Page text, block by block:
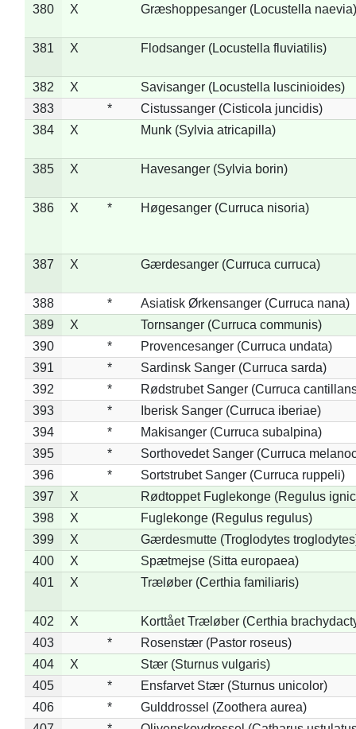
380
X Græshoppesanger (Locustella naevia)
381 X Flodsanger (Locustella fluviatilis)
382 X
Savisanger (Locustella luscinioides)
383
*
Cistussanger (Cisticola juncidis)
384
X Munk (Sylvia atricapilla)
385 X Havesanger (Sylvia borin)
386 X * Høgesanger (Curruca nisoria)
387 X Gærdesanger (Curruca curruca)
388 *
Asiatisk Ørkensanger (Curruca nana)
389
X
Tornsanger (Curruca communis)
390
*
Provencesanger (Curruca undata)
391
*
Sardinsk Sanger (Curruca sarda)
392
*
Rødstrubet Sanger (Curruca
393
*
Iberisk Sanger (Curruca iberiae)
394
*
Makisanger (Curruca subalpina)
395
*
Sorthovedet Sanger (Curruca
396
*
Sortstrubet Sanger (Curruca ruppeli)
397
X
Rødtoppet Fuglekonge (Regulus
398
X
Fuglekonge (Regulus regulus)
399
X
Gærdesmutte (Troglodytes
400
X
Spætmejse (Sitta europaea)
401
X Træløber (Certhia familiaris)
402 X
Korttået Træløber (Certhia
403
*
Rosenstær (Pastor roseus)
404
X
Stær (Sturnus vulgaris)
405
*
Ensfarvet Stær (Sturnus unicolor)
406
*
Gulddrossel (Zoothera aurea)